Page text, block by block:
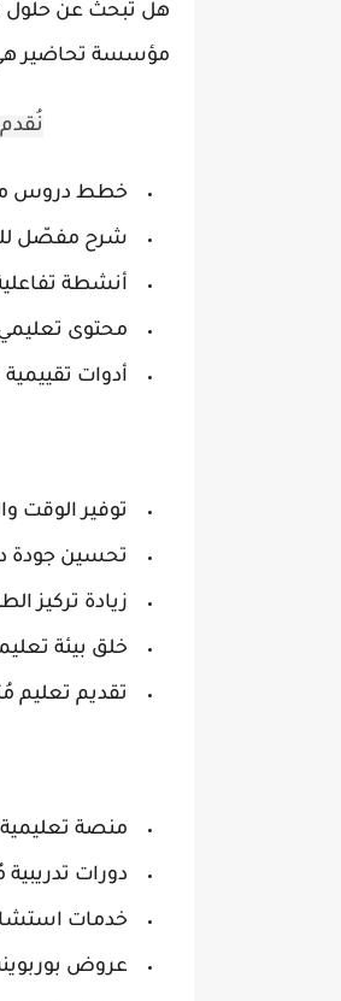
هل تبحث عن حلول
مؤسسة تحاضير هي
خطط دروس
شرح مفصّل
أنشطة
محتوى
أدوات
توفير الوقت
تحسين
زيادة تركيز
خلق بيئة
تقديم تعليم
منصة تعليمية
دورات
خدمات
عروض